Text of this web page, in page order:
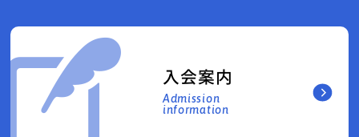
入会案内
Admission
information